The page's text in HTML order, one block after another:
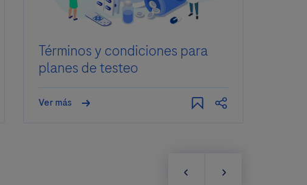
Términos y condiciones para
planes de testeo
Ver más